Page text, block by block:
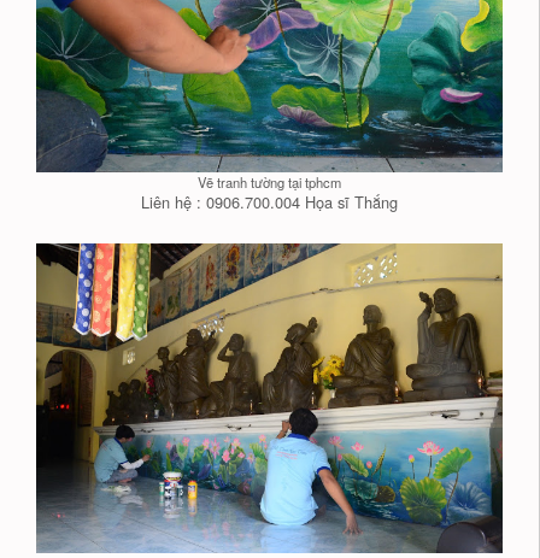
Vẽ tranh tường tại tphcm
Liên hệ : 0906.700.004 Họa sĩ Thắng